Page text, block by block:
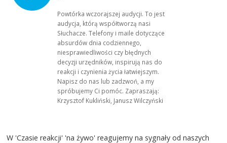
Powtórka wczorajszej audycji. To jest
audycja, którą współtworzą nasi
Słuchacze. Telefony i maile dotyczące
absurdów dnia codziennego,
niesprawiedliwości czy błędnych
decyzji urzędników, inspirują nas do
reakcji i czynienia życia łatwiejszym.
Napisz do nas lub zadzwoń, a my
spróbujemy Ci pomóc. Zapraszają:
Krzysztof Kukliński, Janusz Wilczyński
W 'Czasie reakcji' 'na żywo' reagujemy na sygnały od naszych